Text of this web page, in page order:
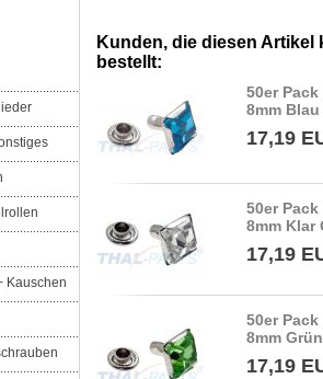
Kauschen
Kunden, die diesen Artikel
bestellt:
50er
8mm
17,19
50er
8mm Klar
17,19
50er
8mm
17,19